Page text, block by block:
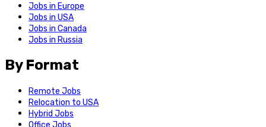
Jobs in Europe
Jobs in USA
Jobs in Canada
Jobs in Russia
By Format
Remote Jobs
Relocation to USA
Hybrid Jobs
Office Jobs